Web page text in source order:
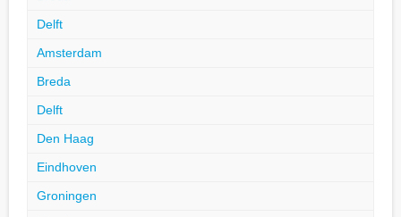
Delft
Amsterdam
Breda
Delft
Den Haag
Eindhoven
Groningen